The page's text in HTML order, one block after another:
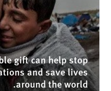
gift can help stop
and save lives
around the world.